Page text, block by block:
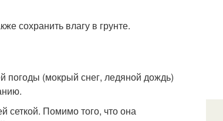
сохранить влагу в грунте.
погоды (мокрый снег, ледяной дождь)
сеткой. Помимо того, что она